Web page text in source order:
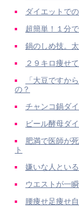
ダイエットで
超簡単！１分
鍋のしめ技。
２９キロ痩せ
「大豆ですか
の？
チャンコ鍋ダ
ビール酵母ダ
肥満で医師が
ト
嫌いな人とい
ウエストが一
腰痩せ足痩せ